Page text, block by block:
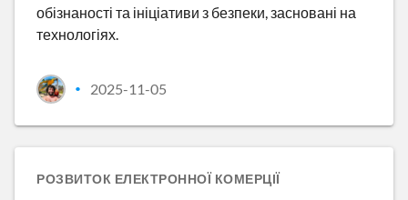
обізнаності та ініціативи з безпеки, засновані на
технологіях.
• 2025-11-05
РОЗВИТОК ЕЛЕКТРОННОЇ КОМЕРЦІЇ